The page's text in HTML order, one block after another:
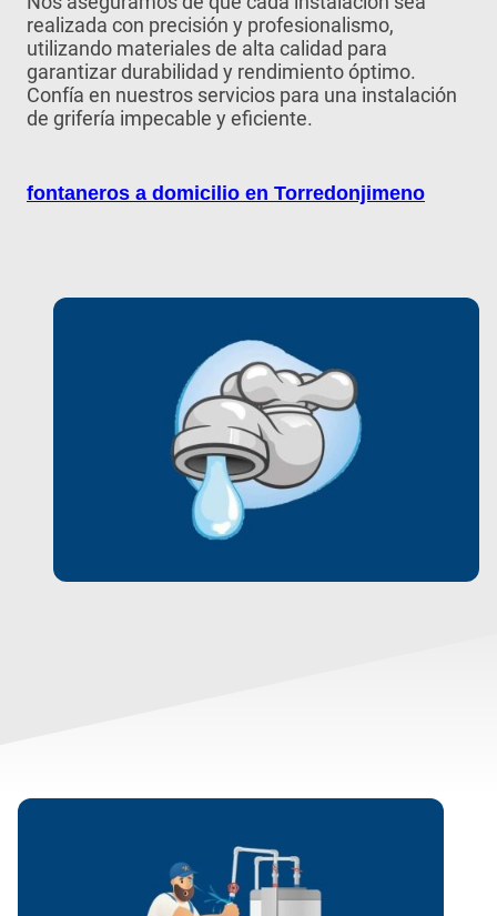
realizada con precisión y profesionalismo,
utilizando materiales de alta calidad para
garantizar durabilidad y rendimiento óptimo.
Confía en nuestros servicios para una instalación
de grifería impecable y eficiente.
fontaneros a domicilio en Torredonjimeno